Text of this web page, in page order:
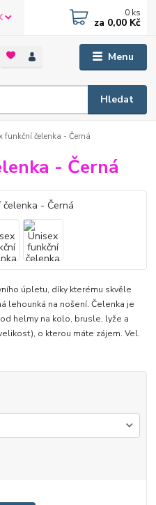
Menu
Hledat
0 ks
za 0,00 Kč
funkční čelenka - Černá
- Černá
úpletu, díky kterému skvěle
lehounká na nošení. Čelenka je
helmy na kolo, brusle, lyže a
o kterou máte zájem. Vel.